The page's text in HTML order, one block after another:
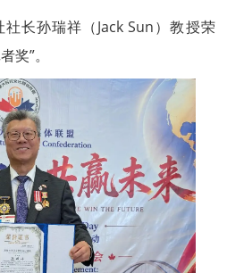
社长孙瑞祥（Jack Sun）教授荣
奖”。